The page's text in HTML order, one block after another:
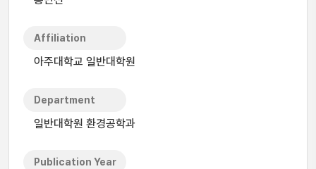
Affiliation
아주대학교 일반대학원
Department
일반대학원 환경공학과
Publication Year